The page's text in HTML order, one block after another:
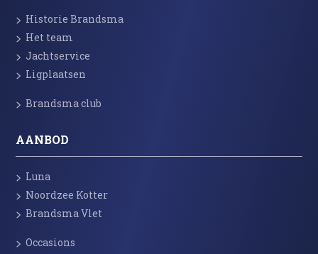
Historie Brandsma
Het team
Jachtservice
Ligplaatsen
Brandsma club
AANBOD
Luna
Noordzee Kotter
Brandsma Vlet
Occasions